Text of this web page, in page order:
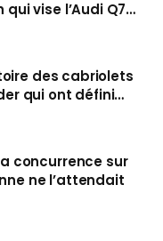
vise l’Audi Q7
des cabriolets
qui ont défini
au vent
concurrence sur
ne l’attendait